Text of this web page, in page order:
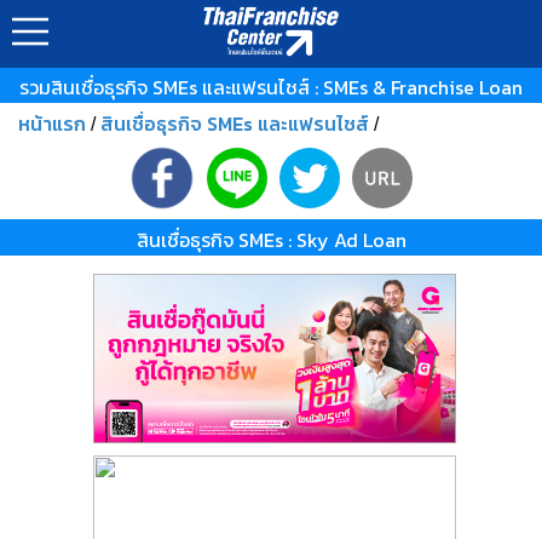
รวมสินเชื่อธุรกิจ SMEs และแฟรนไชส์ : SMEs & Franchise Loan
หน้าแรก / สินเชื่อธุรกิจ SMEs และแฟรนไชส์ /
สินเชื่อธุรกิจ SMEs : Sky Ad Loan